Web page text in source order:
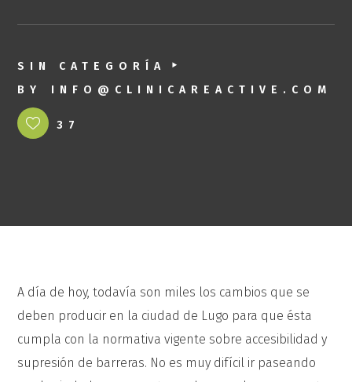
SIN CATEGORÍA
BY
INFO@CLINICAREACTIVE.COM
37
A día de hoy, todavía son miles los cambios que se
deben producir en la ciudad de Lugo para que ésta
cumpla con la normativa vigente sobre accesibilidad y
supresión de barreras. No es muy difícil ir paseando